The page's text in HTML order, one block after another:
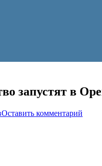
запустят в
Оставить комментарий